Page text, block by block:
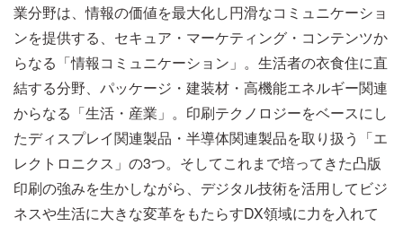
業分野は、情報の価値を最大化し円滑なコミュニケーショ
ンを提供する、セキュア・マーケティング・コンテンツか
らなる「情報コミュニケーション」。生活者の衣食住に直
結する分野、パッケージ・建装材・高機能エネルギー関連
からなる「生活・産業」。印刷テクノロジーをベースにし
たディスプレイ関連製品・半導体関連製品を取り扱う「エ
レクトロニクス」の3つ。そしてこれまで培ってきた凸版
印刷の強みを生かしながら、デジタル技術を活用してビジ
ネスや生活に大きな変革をもたらすDX領域に力を入れて